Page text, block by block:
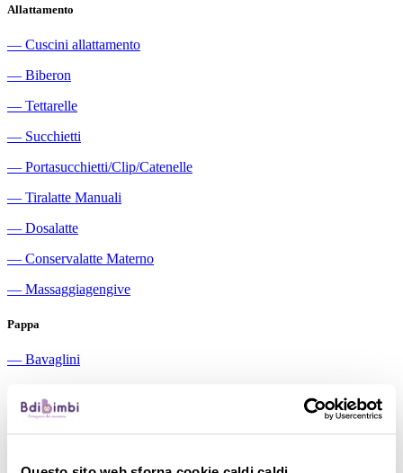
Allattamento
― Cuscini allattamento
― Biberon
― Tettarelle
― Succhietti
― Portasucchietti/Clip/Catenelle
― Tiralatte Manuali
― Dosalatte
― Conservalatte Materno
― Massaggiagengive
Pappa
― Bavaglini
Piatti/Ciotole